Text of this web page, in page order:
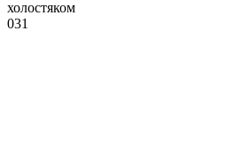
холостяком
031